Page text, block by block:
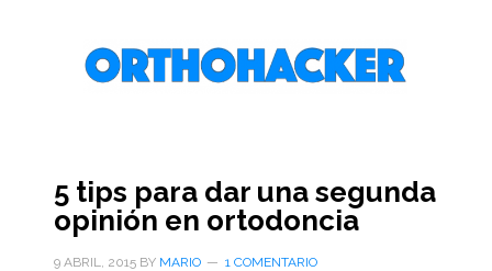
5 tips para dar una segunda
opinión en ortodoncia
9 ABRIL, 2015BY MARIO 1 COMENTARIO